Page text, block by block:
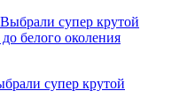
супер крутой